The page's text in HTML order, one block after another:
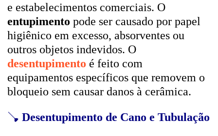
e estabelecimentos comerciais. O
entupimento pode ser causado por papel
higiênico em excesso, absorventes ou
outros objetos indevidos. O
desentupimento é feito com
equipamentos específicos que removem o
bloqueio sem causar danos à cerâmica.
🪠 Desentupimento de Cano e Tubulação